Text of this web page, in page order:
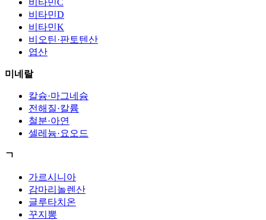
비타민D
비타민K
비오틴·판토텐산
엽산
미네랄
칼슘·마그네슘
전해질·칼륨
철분·아연
셀레늄·요오드
ㄱ
가르시니아
감마리놀렌산
글루타치온
꾸지뽕